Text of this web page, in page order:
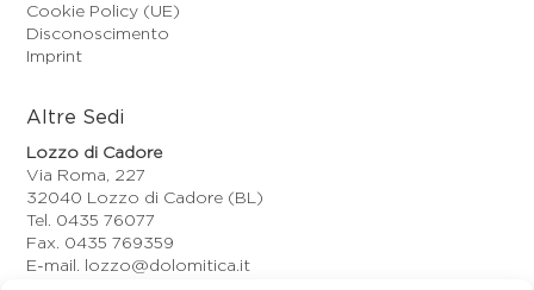
Cookie Policy (UE)
Disconoscimento
Imprint
Altre Sedi
Lozzo di Cadore
Via Roma, 227
32040 Lozzo di Cadore (BL)
Tel. 0435 76077
Fax. 0435 769359
E-mail. lozzo@dolomitica.it